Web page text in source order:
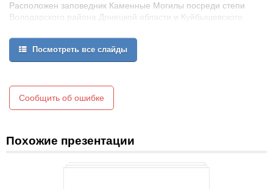
Расположен заповедник Каменные Могилы посреди степи
Володарского района Донецкой области и Куйбышевского
Посмотреть все слайды
Сообщить об ошибке
Похожие презентации